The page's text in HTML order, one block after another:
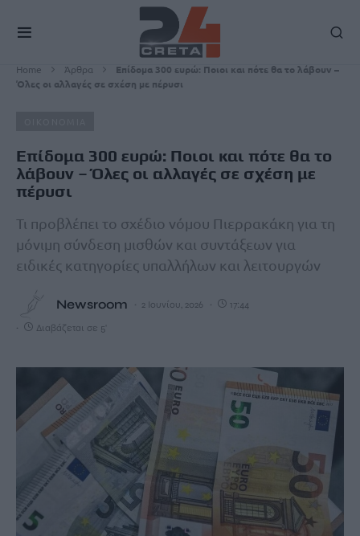
Home Άρθρα
Επίδομα 300 ευρώ: Ποιοι και πότε θα το λάβουν –
Όλες οι αλλαγές σε σχέση με πέρυσι
Επίδομα 300 ευρώ: Ποιοι και πότε θα το
λάβουν – Όλες οι αλλαγές σε σχέση με
πέρυσι
Τι προβλέπει το σχέδιο νόμου Πιερρακάκη για τη
μόνιμη σύνδεση μισθών και συντάξεων για
ειδικές κατηγορίες υπαλλήλων και λειτουργών
Newsroom 2 Ιουνίου, 2026 17:44
Διαβάζεται σε 5'